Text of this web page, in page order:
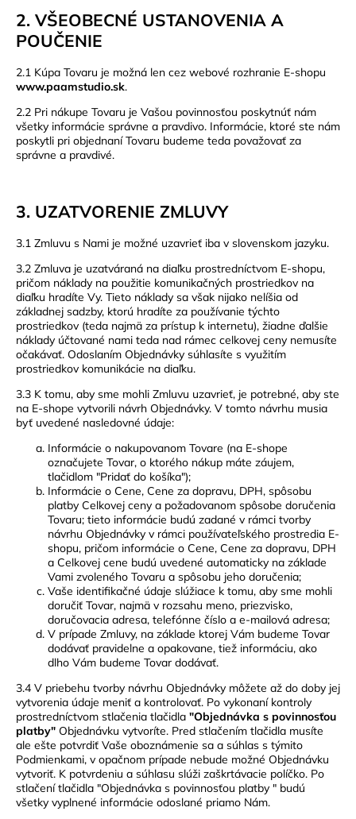
2. VŠEOBECNÉ USTANOVENIA A
POUČENIE
2.1 Kúpa Tovaru je možná len cez webové rozhranie E-shopu
www.paamstudio.sk.
2.2 Pri nákupe Tovaru je Vašou povinnosťou poskytnúť nám
všetky informácie správne a pravdivo. Informácie, ktoré ste nám
poskytli pri objednaní Tovaru budeme teda považovať za
správne a pravdivé.
3. UZATVORENIE ZMLUVY
3.1 Zmluvu s Nami je možné uzavrieť iba v slovenskom jazyku.
3.2 Zmluva je uzatváraná na diaľku prostredníctvom E-shopu,
pričom náklady na použitie komunikačných prostriedkov na
diaľku hradíte Vy. Tieto náklady sa však nijako nelíšia od
základnej sadzby, ktorú hradíte za používanie týchto
prostriedkov (teda najmä za prístup k internetu), žiadne ďalšie
náklady účtované nami teda nad rámec celkovej ceny nemusíte
očakávať. Odoslaním Objednávky súhlasíte s využitím
prostriedkov komunikácie na diaľku.
3.3 K tomu, aby sme mohli Zmluvu uzavrieť, je potrebné, aby ste
na E-shope vytvorili návrh Objednávky. V tomto návrhu musia
byť uvedené nasledovné údaje:
Informácie o nakupovanom Tovare (na E-shope
označujete Tovar, o ktorého nákup máte záujem,
tlačidlom "Pridať do košíka");
Informácie o Cene, Cene za dopravu, DPH, spôsobu
platby Celkovej ceny a požadovanom spôsobe doručenia
Tovaru; tieto informácie budú zadané v rámci tvorby
návrhu Objednávky v rámci používateľského prostredia E-
shopu, pričom informácie o Cene, Cene za dopravu, DPH
a Celkovej cene budú uvedené automaticky na základe
Vami zvoleného Tovaru a spôsobu jeho doručenia;
Vaše identifikačné údaje slúžiace k tomu, aby sme mohli
doručiť Tovar, najmä v rozsahu meno, priezvisko,
doručovacia adresa, telefónne číslo a e-mailová adresa;
V prípade Zmluvy, na základe ktorej Vám budeme Tovar
dodávať pravidelne a opakovane, tiež informáciu, ako
dlho Vám budeme Tovar dodávať.
3.4 V priebehu tvorby návrhu Objednávky môžete až do doby jej
vytvorenia údaje meniť a kontrolovať. Po vykonaní kontroly
prostredníctvom stlačenia tlačidla "Objednávka s povinnosťou
platby" Objednávku vytvoríte. Pred stlačením tlačidla musíte
ale ešte potvrdiť Vaše oboznámenie sa a súhlas s týmito
Podmienkami, v opačnom prípade nebude možné Objednávku
vytvoriť. K potvrdeniu a súhlasu slúži zaškrtávacie políčko. Po
stlačení tlačidla "Objednávka s povinnosťou platby " budú
všetky vyplnené informácie odoslané priamo Nám.